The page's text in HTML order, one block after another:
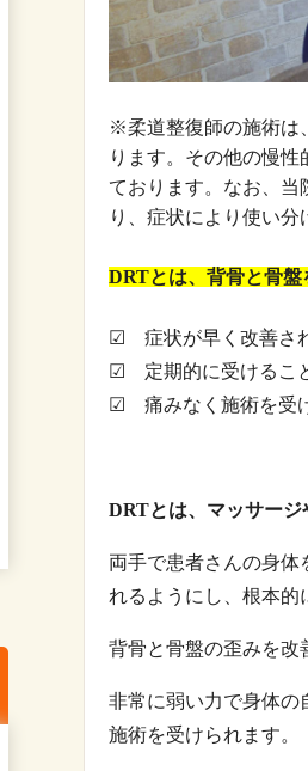
※柔道整復師の施術は
ります。その他の慢
ております。なお、当
り、症状により使い分
DRTとは、背骨と骨盤
☑ 症状が早く改善さ
☑ 定期的に受けるこ
☑ 痛みなく施術を受
DRTとは、マッサージ
両手で患者さんの身体
れるようにし、根本的
背骨と骨盤の歪みを改
非常に弱い力で身体の
施術を受けられます。